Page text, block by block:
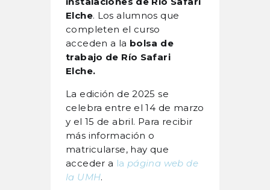
Elche. Los alumnos que
completen el curso
acceden a la bolsa de
trabajo de Río Safari
Elche.
La edición de 2025 se
celebra entre el 14 de marzo
y el 15 de abril. Para recibir
más información o
matricularse, hay que
acceder a la página web de
la UMH.